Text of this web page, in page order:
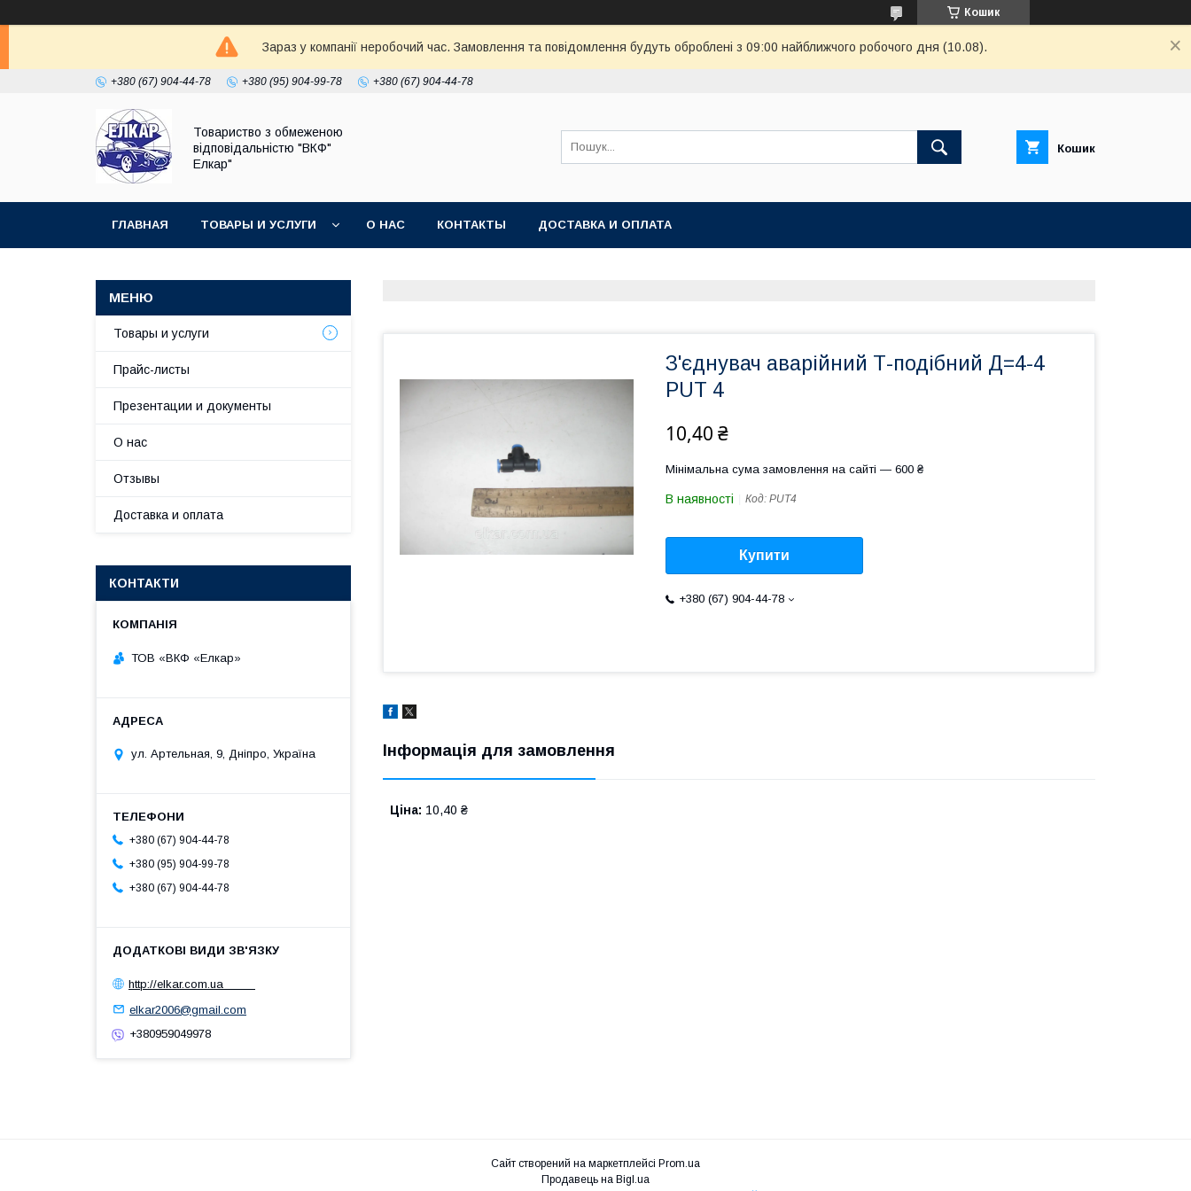
Кошик
Зараз у компанії неробочий час. Замовлення та повідомлення будуть оброблені з 09:00 найближчого робочого дня (10.08).
+380 (67) 904-44-78 +380 (95) 904-99-78 +380 (67) 904-44-78
Товариство з обмеженою
відповідальністю "ВКФ"
Елкар"
Кошик
ГЛАВНАЯ ТОВАРЫ И УСЛУГИ О НАС КОНТАКТЫ ДОСТАВКА И ОПЛАТА
З'єднувач аварійний Т-подібний Д=4-4
PUT 4
10,40 ₴
Мінімальна сума замовлення на сайті — 600 ₴
В наявності Код: PUT4
Купити
+380 (67) 904-44-78
Інформація для замовлення
Ціна: 10,40 ₴
Товары и услуги
Прайс-листы
Презентации и документы
О нас
Отзывы
Доставка и оплата
КОНТАКТИ
ТОВ «ВКФ «Елкар»
ул. Артельная, 9, Дніпро, Україна
+380 (67) 904-44-78
+380 (95) 904-99-78
+380 (67) 904-44-78
http://elkar.com.ua
elkar2006@gmail.com
+380959049978
Сайт створений на маркетплейсі Prom.ua
Продавець на Bigl.ua